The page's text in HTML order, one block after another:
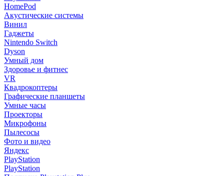
HomePod
Акустические системы
Винил
Гаджеты
Nintendo Switch
Dyson
Умный дом
Здоровье и фитнес
VR
Квадрокоптеры
Графические планшеты
Умные часы
Проекторы
Микрофоны
Пылесосы
Фото и видео
Яндекс
PlayStation
PlayStation